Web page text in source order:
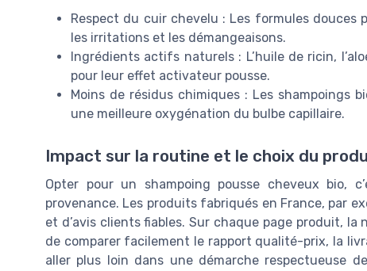
Respect du cuir chevelu : Les formules
les irritations et les démangeaisons.
Ingrédients actifs naturels : L’huile de ricin,
pour leur effet activateur pousse.
Moins de résidus chimiques : Les shampoings
une meilleure oxygénation du bulbe capillaire.
Impact sur la routine et le choix du
Opter pour un shampoing pousse cheveux bio,
provenance. Les produits fabriqués en France, par
et d’avis clients fiables. Sur chaque page produit,
de comparer facilement le rapport qualité-prix, la
aller plus loin dans une démarche respectueuse